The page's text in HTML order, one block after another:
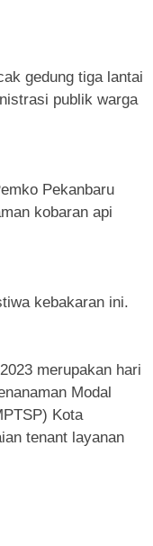
gedung tiga lantai
publik warga
Pekanbaru
kobaran api
kebakaran ini.
merupakan hari
Modal
Kota
tenant layanan